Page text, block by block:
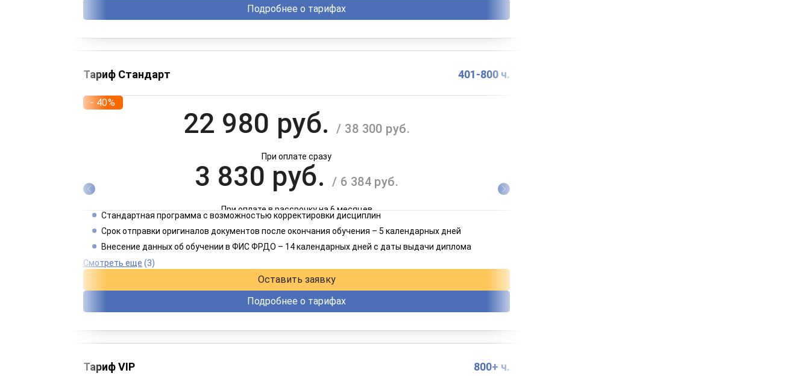
Подробнее о тарифах
Тариф Стандарт 401-800 ч.
- 40%
22 980 руб./ 38 300 руб.
При оплате сразу
3 830 руб. / 6 384 руб.
При оплате в рассрочку на 6 месяцев
1 915 руб./ 3 192 руб.
Стандартная программа с возможностью корректировки дисциплин
Срок отправки оригиналов документов после окончания обучения – 5 календарных дней
Внесение данных об обучении в ФИС ФРДО – 14 календарных дней с даты выдачи диплома
Смотреть еще (3)
Оставить заявку
Подробнее о тарифах
Тариф VIP 800+ ч.